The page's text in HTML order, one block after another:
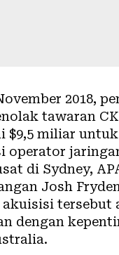
2018,
tawaran
$9,5 miliar untuk
operator
di Sydney,
Josh
tersebut
dengan